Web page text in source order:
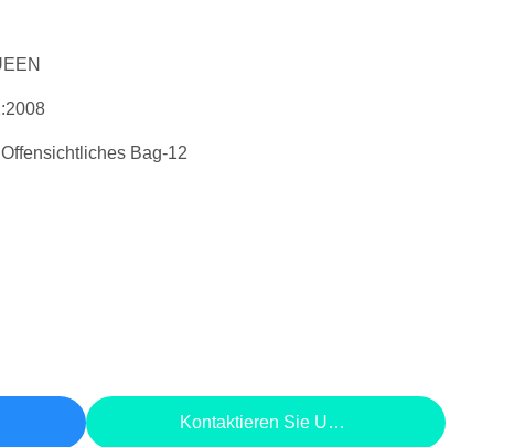
Bag-12
Kontaktieren Sie Uns Jetzt